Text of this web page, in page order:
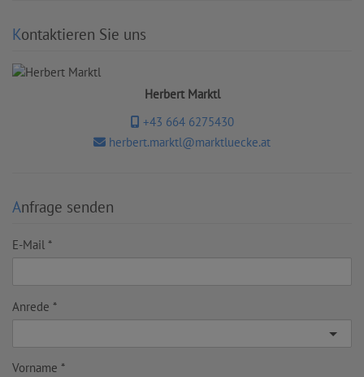
Kontaktieren Sie uns
Herbert Marktl
+43 664 6275430
herbert.marktl@marktluecke.at
Anfrage senden
E-Mail
Anrede
Vorname